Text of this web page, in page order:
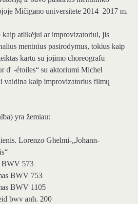
Mičigano universitete 2014–2017 m.
kaip atlikėjui ar improvizatoriui, jis
meninius pasirodymus, tokius kaip
kartu su jojimo choreografu
d' -étoiles“ su aktoriumi Michel
vaidina kaip improvizatorius filmų
yra žemiau:
Lorenzo Ghelmi-„Johann-
BWV 573
BWV 753
BWV 1105
bwv anh. 200